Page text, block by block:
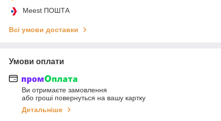
Meest ПОШТА
Всі умови доставки
Умови оплати
Ви отримаєте замовлення
або гроші повернуться на вашу картку
Детальніше